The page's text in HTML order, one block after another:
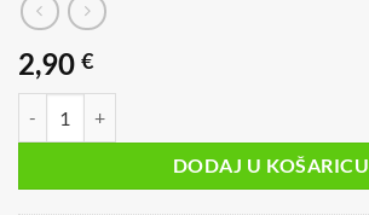
2,90 €
DODAJ U KOŠARICU